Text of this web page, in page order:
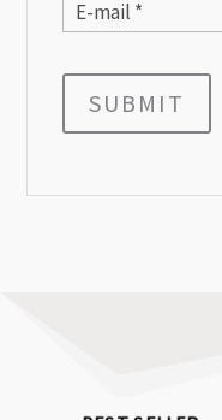
SUBMIT